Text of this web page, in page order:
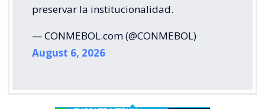
preservar la institucionalidad.
— CONMEBOL.com (@CONMEBOL)
August 6, 2026